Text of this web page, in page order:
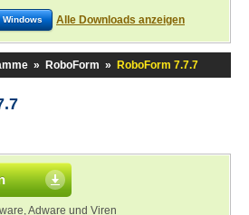
Windows Alle Downloads anzeigen
» RoboForm » RoboForm 7.7.7
Adware und Viren